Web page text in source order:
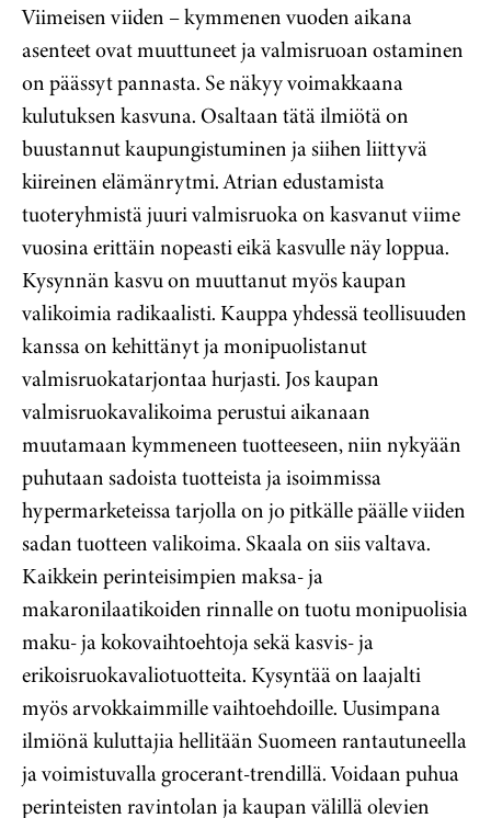
Viimeisen viiden – kymmenen vuoden aikana
asenteet ovat muuttuneet ja valmisruoan ostaminen
on päässyt pannasta. Se näkyy voimakkaana
kulutuksen kasvuna. Osaltaan tätä ilmiötä on
buustannut kaupungistuminen ja siihen liittyvä
kiireinen elämänrytmi. Atrian edustamista
tuoteryhmistä juuri valmisruoka on kasvanut viime
vuosina erittäin nopeasti eikä kasvulle näy loppua.
Kysynnän kasvu on muuttanut myös kaupan
valikoimia radikaalisti. Kauppa yhdessä teollisuuden
kanssa on kehittänyt ja monipuolistanut
valmisruokatarjontaa hurjasti. Jos kaupan
valmisruokavalikoima perustui aikanaan
muutamaan kymmeneen tuotteeseen, niin nykyään
puhutaan sadoista tuotteista ja isoimmissa
hypermarketeissa tarjolla on jo pitkälle päälle viiden
sadan tuotteen valikoima. Skaala on siis valtava.
Kaikkein perinteisimpien maksa- ja
makaronilaatikoiden rinnalle on tuotu monipuolisia
maku- ja kokovaihtoehtoja sekä kasvis- ja
erikoisruokavaliotuotteita. Kysyntää on laajalti
myös arvokkaimmille vaihtoehdoille. Uusimpana
ilmiönä kuluttajia hellitään Suomeen rantautuneella
ja voimistuvalla grocerant-trendillä. Voidaan puhua
perinteisten ravintolan ja kaupan välillä olevien